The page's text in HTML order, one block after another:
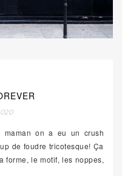
on a eu un crush
de foudre tricotesque! Ça
forme, le motif, les noppes,